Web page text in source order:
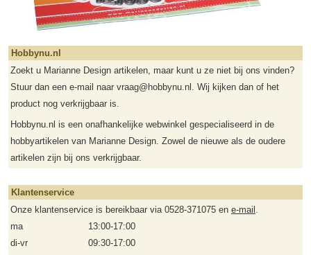
Hobbynu.nl
Zoekt u Marianne Design artikelen, maar kunt u ze niet bij ons vinden?
Stuur dan een e-mail naar vraag@hobbynu.nl. Wij kijken dan of het
product nog verkrijgbaar is.
Hobbynu.nl is een onafhankelijke webwinkel gespecialiseerd in de
hobbyartikelen van Marianne Design. Zowel de nieuwe als de oudere
artikelen zijn bij ons verkrijgbaar.
Klantenservice
Onze klantenservice is bereikbaar via 0528-371075 en e-mail .
ma
13:00-17:00
di-vr
09:30-17:00